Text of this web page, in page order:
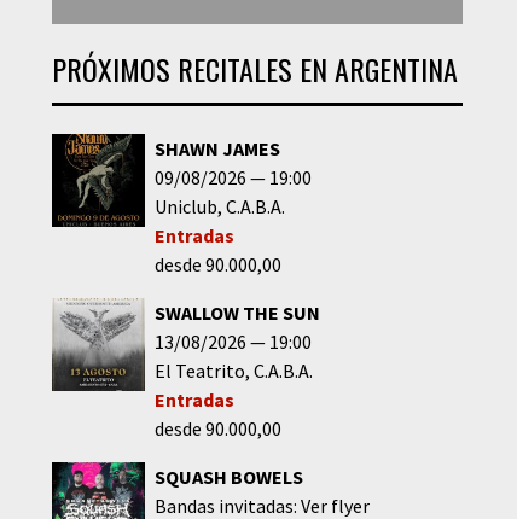
PRÓXIMOS RECITALES EN ARGENTINA
SHAWN JAMES
09/08/2026
19:00
Uniclub C.A.B.A.
Entradas
desde 90.000,00
SWALLOW THE SUN
13/08/2026
19:00
El Teatrito C.A.B.A.
Entradas
desde 90.000,00
SQUASH BOWELS
Bandas invitadas: Ver flyer